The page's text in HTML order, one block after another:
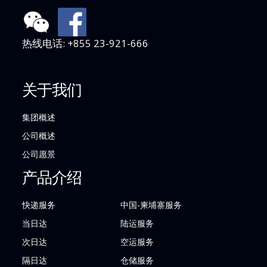
热线电话: +855 23-921-666
关于我们
集团概述
公司概述
公司愿景
产品介绍
快递服务
当日达
次日达
隔日达
中国-柬埔寨服务
陆运服务
空运服务
仓储服务